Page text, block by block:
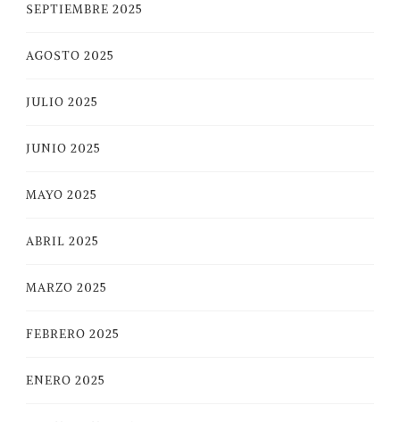
SEPTIEMBRE 2025
AGOSTO 2025
JULIO 2025
JUNIO 2025
MAYO 2025
ABRIL 2025
MARZO 2025
FEBRERO 2025
ENERO 2025